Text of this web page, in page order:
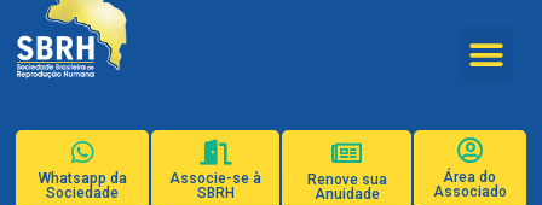
Whatsapp da
Sociedade
Associe-se à
SBRH
Renove sua
Anuidade
Área do
Associado